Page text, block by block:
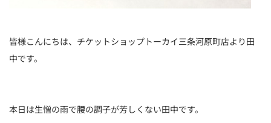
皆様こんにちは、チケットショップトーカイ三条河原町店より田
中です。
本日は生憎の雨で腰の調子が芳しくない田中です。